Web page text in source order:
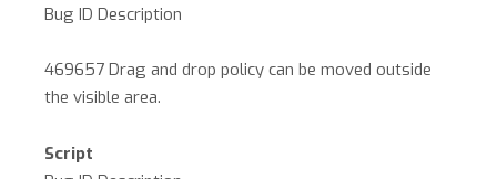
Bug ID Description
469657 Drag and drop policy can be moved outside
the visible area.
Script